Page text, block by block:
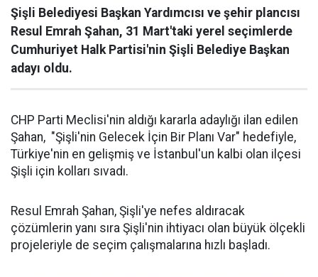
Şişli Belediyesi Başkan Yardımcısı ve şehir plancısı
Resul Emrah Şahan, 31 Mart'taki yerel seçimlerde
Cumhuriyet Halk Partisi'nin Şişli Belediye Başkan
adayı oldu.
CHP Parti Meclisi'nin aldığı kararla adaylığı ilan edilen
Şahan, "Şişli'nin Gelecek İçin Bir Planı Var" hedefiyle,
Türkiye'nin en gelişmiş ve İstanbul'un kalbi olan ilçesi
Şişli için kolları sıvadı.
Resul Emrah Şahan, Şişli'ye nefes aldıracak
çözümlerin yanı sıra Şişli'nin ihtiyacı olan büyük ölçekli
projeleriyle de seçim çalışmalarına hızlı başladı.